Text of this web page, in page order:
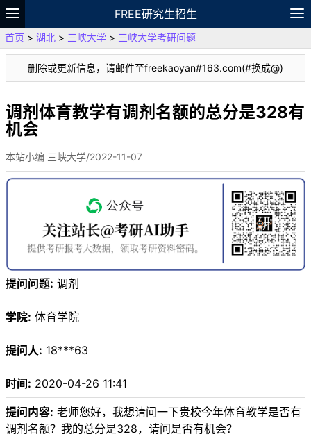
FREE研究生招生
题库
故事 专题 APP 笔记
VIP
资料
首页 > 湖北 > 三峡大学 > 三峡大学考研问题
删除或更新信息，请邮件至freekaoyan#163.com(#换成@)
调剂体育教学有调剂名额的总分是328有
机会
本站小编 三峡大学/2022-11-07
提问问题: 调剂
学院: 体育学院
提问人: 18***63
时间: 2020-04-26 11:41
提问内容: 老师您好，我想请问一下贵校今年体育教学是否有
调剂名额？我的总分是328，请问是否有机会？